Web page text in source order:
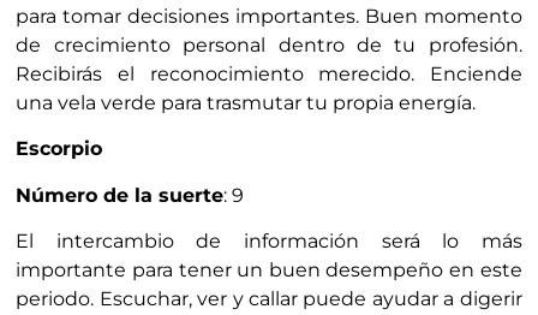
para tomar decisiones importantes. Buen momento
de crecimiento personal dentro de tu profesión.
Recibirás el reconocimiento merecido. Enciende
una vela verde para trasmutar tu propia energía.
Escorpio
Número de la suerte: 9
El intercambio de información será lo más
importante para tener un buen desempeño en este
periodo. Escuchar, ver y callar puede ayudar a digerir